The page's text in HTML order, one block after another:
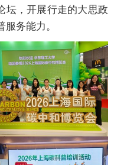
坛，开展行走的大思政
务能力。